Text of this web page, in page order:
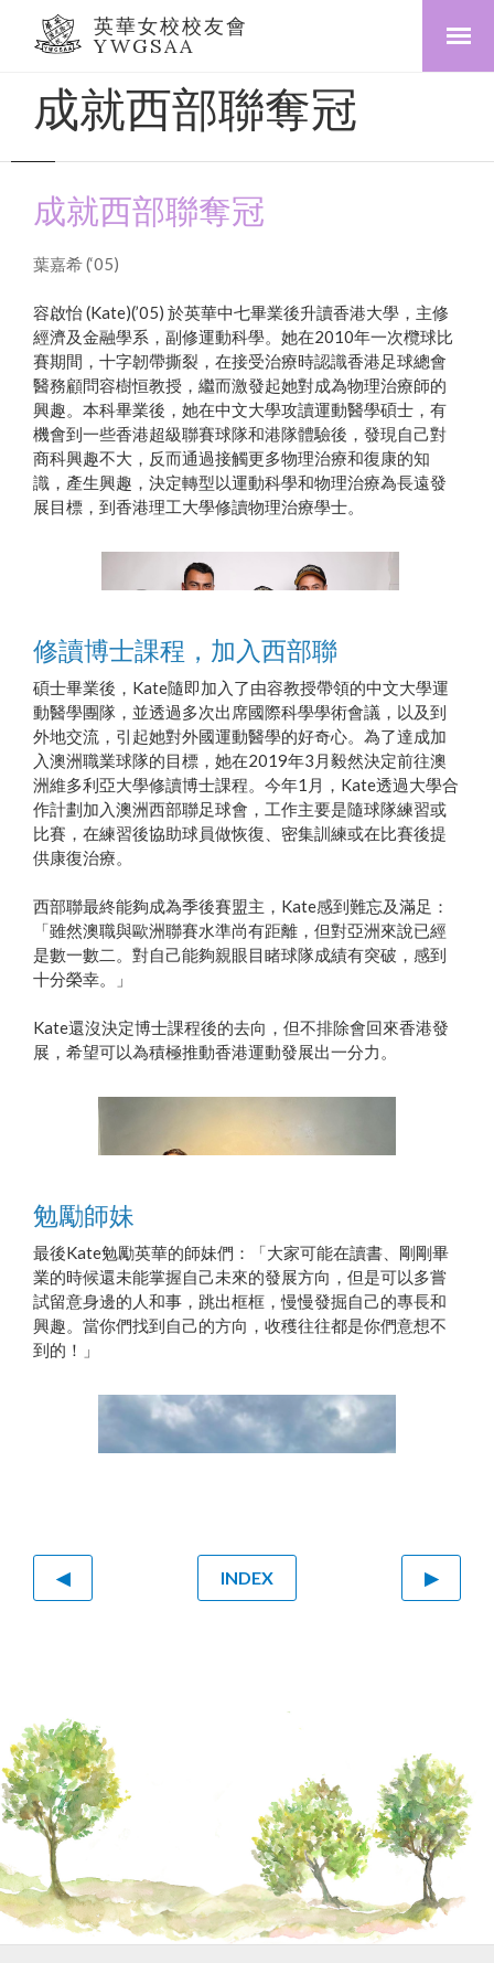
英華女校校友會
YWGSAA
成就西部聯奪冠
成就西部聯奪冠
葉嘉希 (‘05)
容啟怡 (Kate)(’05) 於英華中七畢業後升讀香港大學，主修
經濟及金融學系，副修運動科學。她在2010年一次欖球比
賽期間，十字韌帶撕裂，在接受治療時認識香港足球總會
醫務顧問容樹恒教授，繼而激發起她對成為物理治療師的
興趣。本科畢業後，她在中文大學攻讀運動醫學碩士，有
機會到一些香港超級聯賽球隊和港隊體驗後，發現自己對
商科興趣不大，反而通過接觸更多物理治療和復康的知
識，產生興趣，決定轉型以運動科學和物理治療為長遠發
展目標，到香港理工大學修讀物理治療學士。
Kate (右一)是西部聯團隊中唯一的亞洲女子
修讀博士課程，加入西部聯
碩士畢業後，Kate隨即加入了由容教授帶領的中文大學運
動醫學團隊，並透過多次出席國際科學學術會議，以及到
外地交流，引起她對外國運動醫學的好奇心。為了達成加
入澳洲職業球隊的目標，她在2019年3月毅然決定前往澳
洲維多利亞大學修讀博士課程。今年1月，Kate透過大學合
作計劃加入澳洲西部聯足球會，工作主要是隨球隊練習或
比賽，在練習後協助球員做恢復、密集訓練或在比賽後提
供康復治療。
西部聯最終能夠成為季後賽盟主，Kate感到難忘及滿足：
「雖然澳職與歐洲聯賽水準尚有距離，但對亞洲來說已經
是數一數二。對自己能夠親眼目睹球隊成績有突破，感到
十分榮幸。」
Kate還沒決定博士課程後的去向，但不排除會回來香港發
展，希望可以為積極推動香港運動發展出一分力。
勉勵師妹
最後Kate勉勵英華的師妹們：「大家可能在讀書、剛剛畢
業的時候還未能掌握自己未來的發展方向，但是可以多嘗
試留意身邊的人和事，跳出框框，慢慢發掘自己的專長和
興趣。當你們找到自己的方向，收穫往往都是你們意想不
到的！」
Kate和Alice Liu (’05) 在美國一起觀看香港網
棍球參與的世界網棍球錦標賽
◀ INDEX ▶